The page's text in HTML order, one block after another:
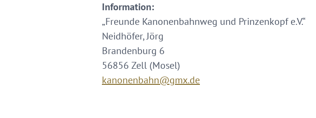
Information:
„Freunde Kanonenbahnweg und Prinzenkopf e.V.“
Neidhöfer, Jörg
Brandenburg 6
56856 Zell (Mosel)
kanonenbahn@gmx.de